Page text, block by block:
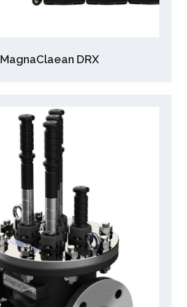
MagnaClaean DRX